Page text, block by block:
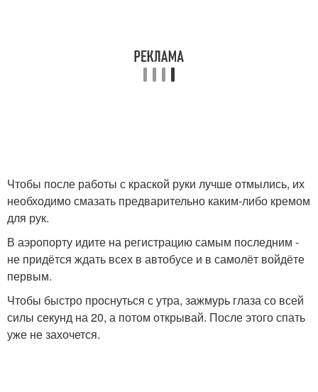
Чтобы после работы с краской руки лучше отмылись, их
необходимо смазать предварительно каким-либо кремом
для рук.
В аэропорту идите на регистрацию самым последним -
не придётся ждать всех в автобусе и в самолёт войдёте
первым.
Чтобы быстро проснуться с утра, зажмурь глаза со всей
силы секунд на 20, а потом открывай. После этого спать
уже не захочется.